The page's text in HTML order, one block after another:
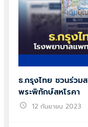
ธ.กรุงไทย ชวนร่วม
พระพิทักษ์สหโรคา
schedule 12 กันยายน 2023